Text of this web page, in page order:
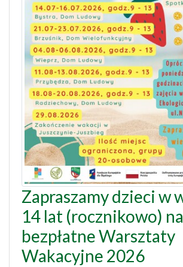
Zapraszamy dzieci w
14 lat (rocznikowo) na
bezpłatne Warsztaty
Wakacyjne 2026